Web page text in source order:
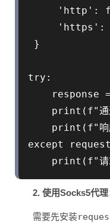
'http':
'https':
}
try:
response
print(f"通
print(f"响
except
print(f"请
2. 使用Socks5代理
需要先安装